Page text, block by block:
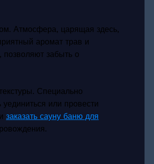
Атмосфера, царящая здесь,
аромат трав и
забыть о
Специально
или провести
заказать сауну баню для